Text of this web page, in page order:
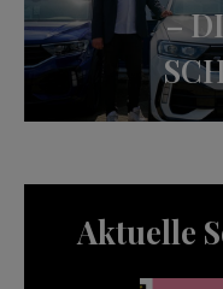
–
Previous
Aktuelle